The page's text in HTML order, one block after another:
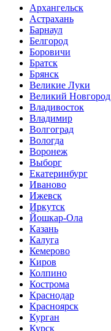
Архангельск
Астрахань
Барнаул
Белгород
Боровичи
Братск
Брянск
Великие Луки
Великий Новгород
Владивосток
Владимир
Волгоград
Вологда
Воронеж
Выборг
Екатеринбург
Иваново
Ижевск
Иркутск
Йошкар-Ола
Казань
Калуга
Кемерово
Киров
Колпино
Кострома
Краснодар
Красноярск
Курган
Курск